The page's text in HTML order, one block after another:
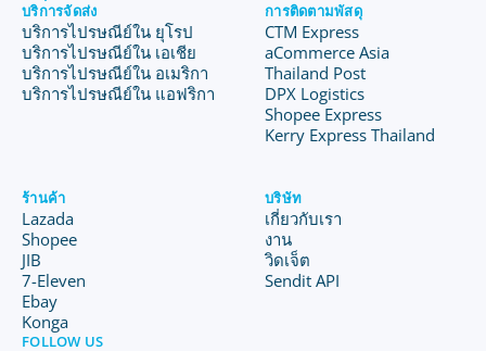
บริการจัดส่ง
บริการไปรษณีย์ใน ยุโรป
บริการไปรษณีย์ใน เอเชีย
บริการไปรษณีย์ใน อเมริกา
บริการไปรษณีย์ใน แอฟริกา
การติดตามพัสดุ
CTM Express
aCommerce Asia
Thailand Post
DPX Logistics
Shopee Express
Kerry Express Thailand
ร้านค้า
Lazada
Shopee
JIB
7-Eleven
Ebay
Konga
บริษัท
เกี่ยวกับเรา
งาน
วิดเจ็ต
Sendit API
FOLLOW US